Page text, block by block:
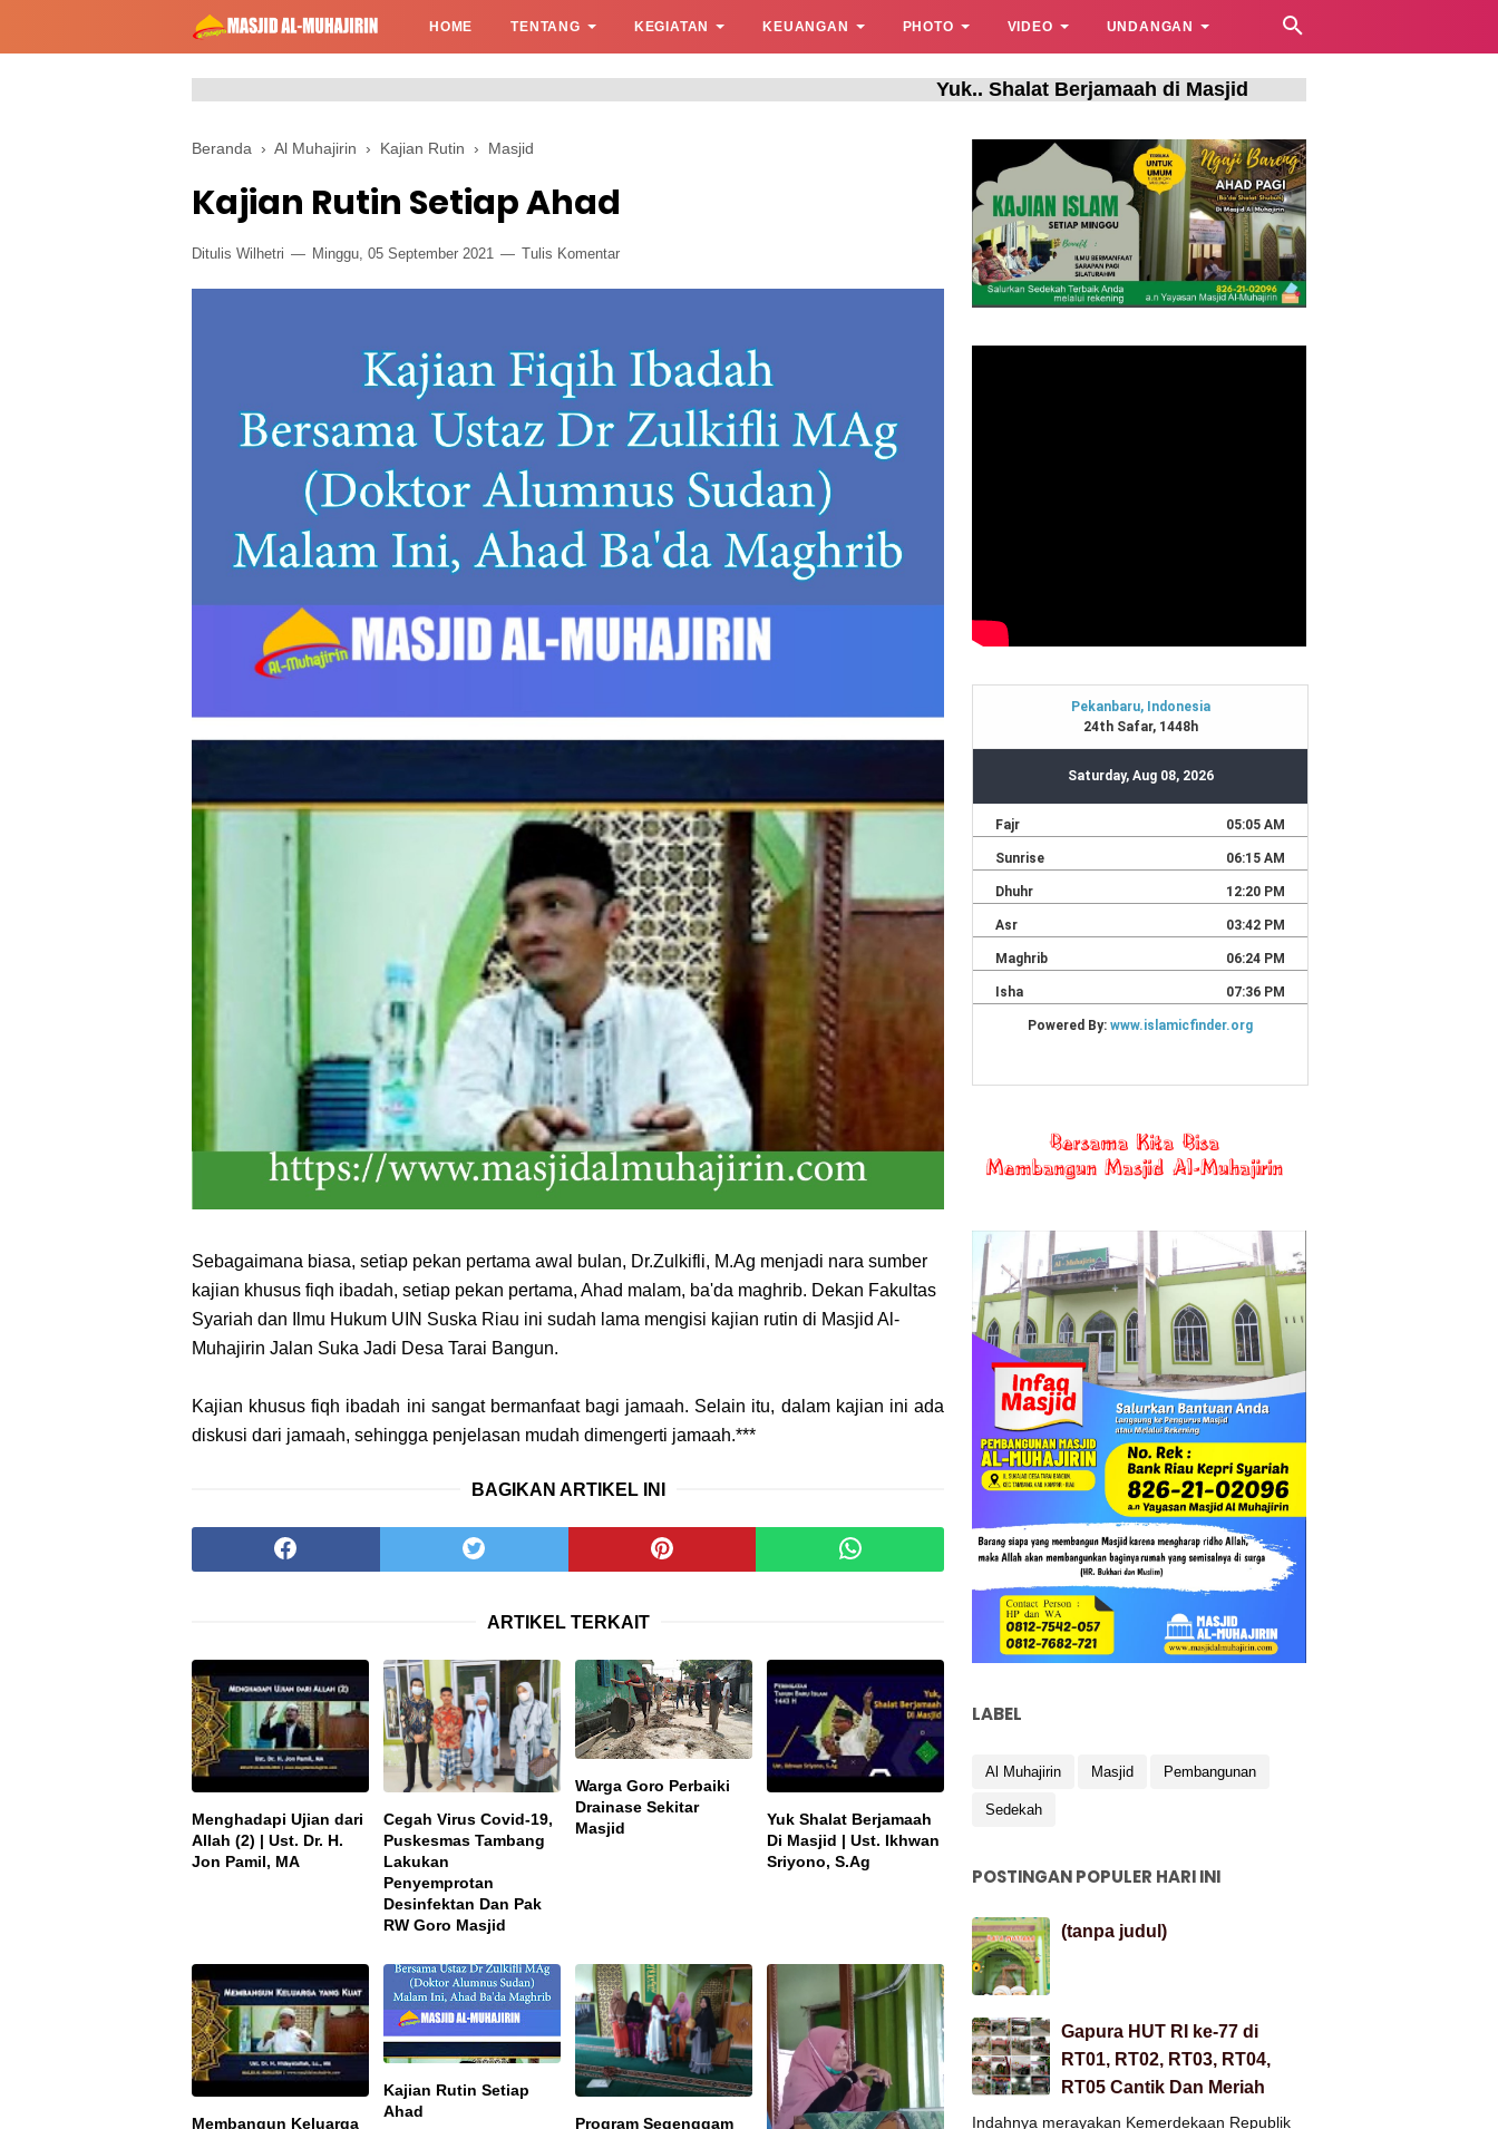
HOME TENTANG KEGIATAN KEUANGAN PHOTO VIDEO UNDANGAN
Yuk.. Shalat Berjamaah di Masjid
Beranda › Al Muhajirin › Kajian Rutin › Masjid
Kajian Rutin Setiap Ahad
Ditulis Wilhetri Minggu, 05 September 2021 Tulis Komentar
Sebagaimana biasa, setiap pekan pertama awal bulan, Dr.Zulkifli, M.Ag menjadi nara sumber
kajian khusus fiqh ibadah, setiap pekan pertama, Ahad malam, ba'da maghrib. Dekan Fakultas
Syariah dan Ilmu Hukum UIN Suska Riau ini sudah lama mengisi kajian rutin di Masjid Al-
Muhajirin Jalan Suka Jadi Desa Tarai Bangun.
Kajian khusus fiqh ibadah ini sangat bermanfaat bagi jamaah. Selain itu, dalam kajian ini ada
diskusi dari jamaah, sehingga penjelasan mudah dimengerti jamaah.***
BAGIKAN ARTIKEL INI
ARTIKEL TERKAIT
Menghadapi Ujian dari
Allah (2) | Ust. Dr. H.
Jon Pamil, MA
Cegah Virus Covid-19,
Puskesmas Tambang
Lakukan
Penyemprotan
Desinfektan Dan Pak
RW Goro Masjid
Warga Goro Perbaiki
Drainase Sekitar
Masjid
Yuk Shalat Berjamaah
Di Masjid | Ust. Ikhwan
Sriyono, S.Ag
Membangun Keluarga
Kajian Rutin Setiap
Ahad
Program Segenggam
LABEL
Al Muhajirin Masjid Pembangunan
Sedekah
POSTINGAN POPULER HARI INI
(tanpa judul)
Gapura HUT RI ke-77 di
RT01, RT02, RT03, RT04,
RT05 Cantik Dan Meriah
Indahnya merayakan Kemerdekaan Republik